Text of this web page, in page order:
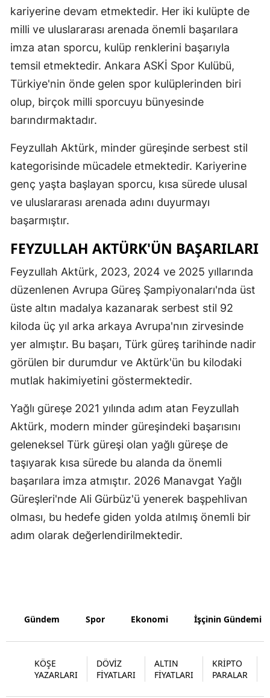
Karaman
Kırıkkale
Şırnak
Iğdır
Yalova
Osmaniye
Düzce
kariyerine devam etmektedir. Her iki kulüpte de
milli ve uluslararası arenada önemli başarılara
imza atan sporcu, kulüp renklerini başarıyla
temsil etmektedir. Ankara ASKİ Spor Kulübü,
Türkiye'nin önde gelen spor kulüplerinden biri
olup, birçok milli sporcuyu bünyesinde
barındırmaktadır.
Feyzullah Aktürk, minder güreşinde serbest stil
kategorisinde mücadele etmektedir. Kariyerine
genç yaşta başlayan sporcu, kısa sürede ulusal
ve uluslararası arenada adını duyurmayı
başarmıştır.
FEYZULLAH AKTÜRK'ÜN BAŞARILARI
Feyzullah Aktürk, 2023, 2024 ve 2025 yıllarında
düzenlenen Avrupa Güreş Şampiyonaları'nda üst
üste altın madalya kazanarak serbest stil 92
kiloda üç yıl arka arkaya Avrupa'nın zirvesinde
yer almıştır. Bu başarı, Türk güreş tarihinde nadir
görülen bir durumdur ve Aktürk'ün bu kilodaki
mutlak hakimiyetini göstermektedir.
Yağlı güreşe 2021 yılında adım atan Feyzullah
Aktürk, modern minder güreşindeki başarısını
geleneksel Türk güreşi olan yağlı güreşe de
taşıyarak kısa sürede bu alanda da önemli
başarılara imza atmıştır. 2026 Manavgat Yağlı
Güreşleri'nde Ali Gürbüz'ü yenerek başpehlivan
olması, bu hedefe giden yolda atılmış önemli bir
adım olarak değerlendirilmektedir.
Gündem Spor Ekonomi İşçinin Gündemi
KÖŞE
YAZARLARI
DÖVİZ
FİYATLARI
ALTIN
FİYATLARI
KRİPTO
PARALAR